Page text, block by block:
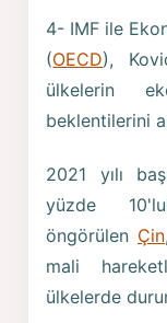
4- IMF ile
(OECD),
ülkelerin
beklentilerini
2021 yılı
yüzde
öngörülen Çin
mali
ülkelerde